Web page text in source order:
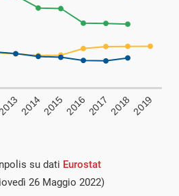
su dati Eurostat
26 Maggio 2022)